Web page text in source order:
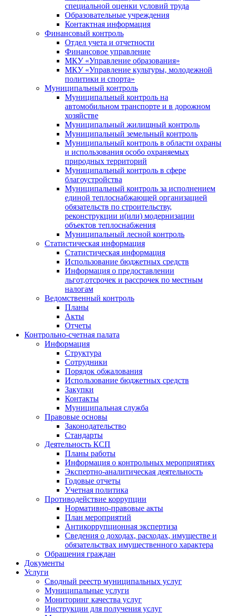
специальной оценки условий труда
Образовательные учреждения
Контактная информация
Финансовый контроль
Отдел учета и отчетности
Финансовое управление
МКУ «Управление образования»
МКУ «Управление культуры, молодежной
политики и спорта»
Муниципальный контроль
Муниципальный контроль на
автомобильном транспорте и в дорожном
хозяйстве
Муниципальный жилищный контроль
Муниципальный земельный контроль
Муниципальный контроль в области охраны
и использования особо охраняемых
природных территорий
Муниципальный контроль в сфере
благоустройства
Муниципальный контроль за исполнением
единой теплоснабжающей организацией
обязательств по строительству,
реконструкции и(или) модернизации
объектов теплоснабжения
Муниципальный лесной контроль
Статистическая информация
Статистическая информация
Использование бюджетных средств
Информация о предоставлении
льгот,отсрочек и рассрочек по местным
налогам
Ведомственный контроль
Планы
Акты
Отчеты
Контрольно-счетная палата
Информация
Структура
Сотрудники
Порядок обжалования
Использование бюджетных средств
Закупки
Контакты
Муниципальная служба
Правовые основы
Законодательство
Стандарты
Деятельность КСП
Планы работы
Информация о контрольных мероприятиях
Экспертно-аналитическая деятельность
Годовые отчеты
Учетная политика
Противодействие коррупции
Нормативно-правовые акты
План мероприятий
Антикоррупционная экспертиза
Сведения о доходах, расходах, имуществе и
обязательствах имущественного характера
Обращения граждан
Документы
Услуги
Сводный реестр муниципальных услуг
Муниципальные услуги
Мониторинг качества услуг
Инструкции для получения услуг